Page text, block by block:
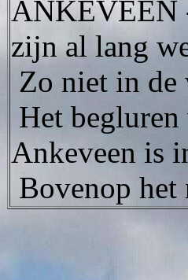
ANKEVEEN
zijn al lang
Zo niet in de
Het begluren
Ankeveen is
Bovenop het